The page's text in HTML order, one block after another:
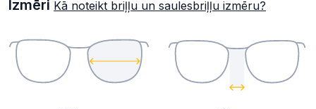
Izmēri Kā noteikt briļļu un saulesbriļļu izmēru?